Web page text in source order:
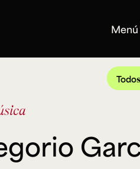
Menú
Espacios
Reservas de espacios
Explora ArteHum